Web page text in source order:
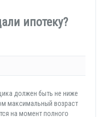
ипотеку?
должен быть не ниже
максимальный возраст
на момент полного